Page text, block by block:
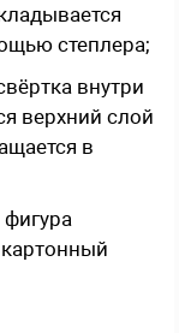
степлера;
внутри
верхний слой
в
картонный